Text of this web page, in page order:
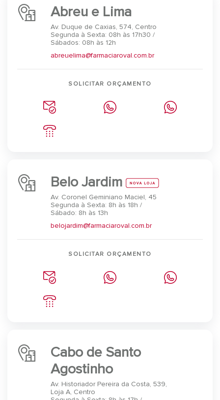
Abreu e Lima
Av. Duque de Caxias, 574, Centro
Segunda à Sexta: 08h às 17h30 /
Sábados: 08h às 12h
abreuelima@farmaciaroval.com.br
SOLICITAR ORÇAMENTO
Belo Jardim
Av. Coronel Geminiano Maciel, 45
Segunda à Sexta: 8h às 18h /
Sábado: 8h às 13h
belojardim@farmaciaroval.com.br
SOLICITAR ORÇAMENTO
Cabo de Santo
Agostinho
Av. Historiador Pereira da Costa, 539,
Loja A, Centro